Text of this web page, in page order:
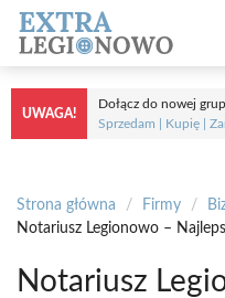
Przejdź
treści
UWAGA!
Dołącz do nowej
Sprzedam | Kupię |
Strona główna / Firmy /
Notariusz Legionowo –
Notariusz